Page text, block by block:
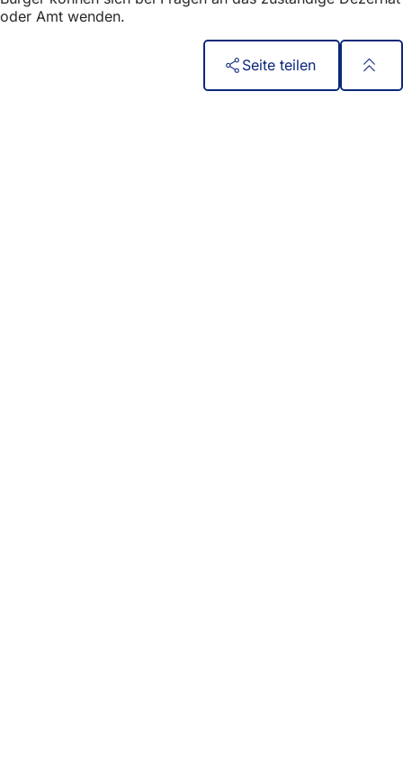
oder Amt wenden.
Seite teilen